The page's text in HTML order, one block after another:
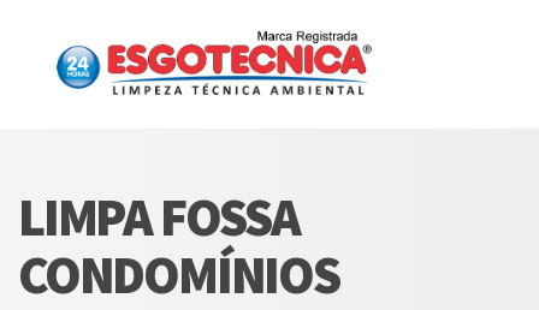
LIMPA FOSSA
CONDOMÍNIOS